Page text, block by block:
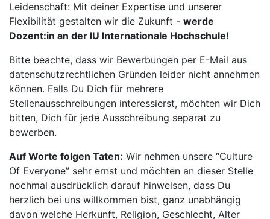
Leidenschaft: Mit deiner Expertise und unserer
Flexibilität gestalten wir die Zukunft - werde
Dozent:in an der IU Internationale Hochschule!
Bitte beachte, dass wir Bewerbungen per E-Mail aus
datenschutzrechtlichen Gründen leider nicht annehmen
können. Falls Du Dich für mehrere
Stellenausschreibungen interessierst, möchten wir Dich
bitten, Dich für jede Ausschreibung separat zu
bewerben.
Auf Worte folgen Taten: Wir nehmen unsere “Culture
Of Everyone” sehr ernst und möchten an dieser Stelle
nochmal ausdrücklich darauf hinweisen, dass Du
herzlich bei uns willkommen bist, ganz unabhängig
davon welche Herkunft, Religion, Geschlecht, Alter